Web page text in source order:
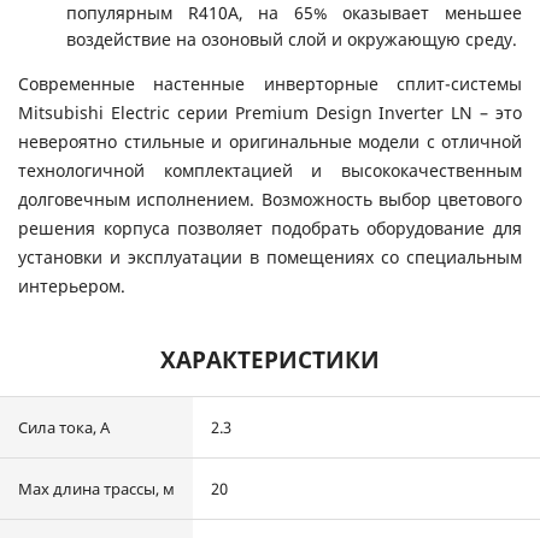
популярным R410A, на 65% оказывает меньшее
воздействие на озоновый слой и окружающую среду.
Современные настенные инверторные сплит-системы
Mitsubishi Electric серии Premium Design Inverter LN – это
невероятно стильные и оригинальные модели с отличной
технологичной комплектацией и высококачественным
долговечным исполнением. Возможность выбор цветового
решения корпуса позволяет подобрать оборудование для
установки и эксплуатации в помещениях со специальным
интерьером.
ХАРАКТЕРИСТИКИ
Сила тока, А 2.3
Max длина трассы, м 20